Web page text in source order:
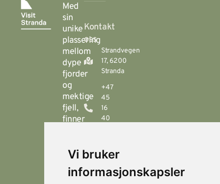
Vi bruker
informasjonskapsler
Med
sin
unike
plassering
mellom
dype
fjorder
og
mektige
fjell,
finner
- en
helårsdestinasjon
som
Kontakt
oss
Strandvegen
17, 6200
Stranda
+47
45
16
40
© 2026
Visit
Personvern
Levert av